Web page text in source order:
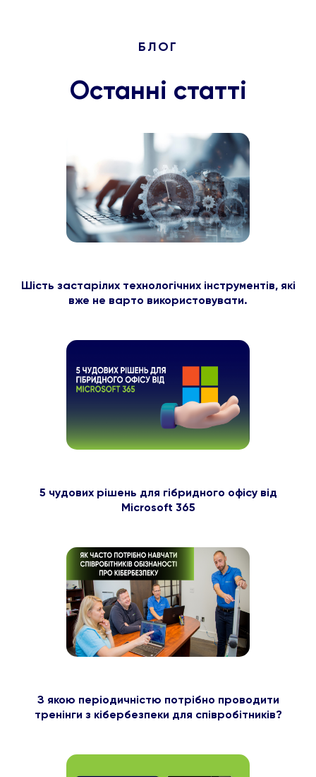
БЛОГ
Останні статті
Шість застарілих технологічних інструментів, які
вже не варто використовувати.
5 чудових рішень для гібридного офісу від
Microsoft 365
З якою періодичністю потрібно проводити
тренінги з кібербезпеки для співробітників?